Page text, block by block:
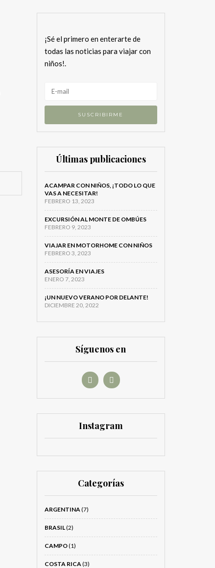
¡Sé el primero en enterarte de
todas las noticias para viajar con
niños!.
Últimas publicaciones
ACAMPAR CON NIÑOS, ¡TODO LO QUE
VAS A NECESITAR!
FEBRERO 13, 2023
EXCURSIÓN AL MONTE DE OMBÚES
FEBRERO 9, 2023
VIAJAR EN MOTORHOME CON NIÑOS
FEBRERO 3, 2023
ASESORÍA EN VIAJES
ENERO 7, 2023
¡UN NUEVO VERANO POR DELANTE!
DICIEMBRE 20, 2022
Síguenos en
Instagram
Categorías
ARGENTINA(7)
BRASIL(2)
CAMPO(1)
COSTA RICA(3)